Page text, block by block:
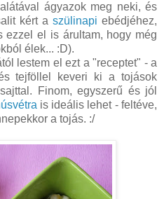
ágyazok meg neki, és
kért a szülinapi ebédjéhez,
ezzel el is árultam, hogy még
élek... :D).
lestem el ezt a "receptet" - a
tejföllel keveri ki a tojások
Finom, egyszerű és jól
is ideális lehet - feltéve,
a tojás. :/